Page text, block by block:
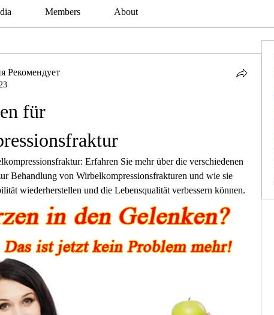
Members About
Рекомендует
für
Erfahren Sie mehr über die verschiedenen
Behandlung von Wirbelkompressionsfrakturen und wie sie
wiederherstellen und die Lebensqualität verbessern können.